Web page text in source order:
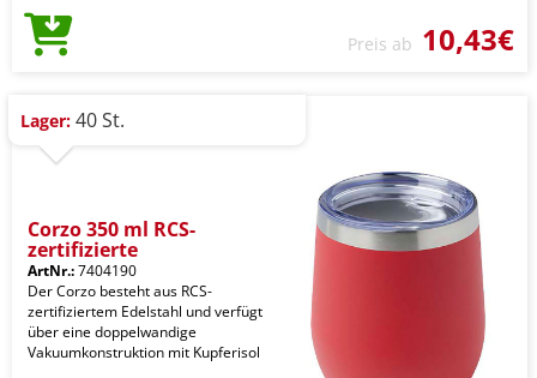
Preis ab 10,43€
Lager: 40 St.
Corzo 350 ml RCS-
zertifizierte
ArtNr.:7404190
Der Corzo besteht aus RCS-
zertifiziertem Edelstahl und verfügt
über eine doppelwandige
Vakuumkonstruktion mit Kupferisol